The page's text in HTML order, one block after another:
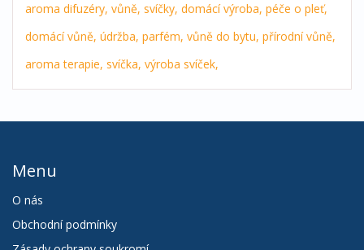
aroma difuzéry, vůně, svíčky, domácí výroba, péče o pleť,
domácí vůně, údržba, parfém, vůně do bytu, přírodní vůně,
aroma terapie, svíčka, výroba svíček,
Menu
O nás
Obchodní podmínky